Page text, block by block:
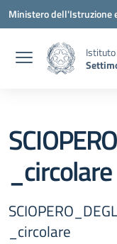
Vai ai contenuti
Vai al menu di navigazione
Vai al footer
Ministero dell'Istruzione
_circolare
_circolare